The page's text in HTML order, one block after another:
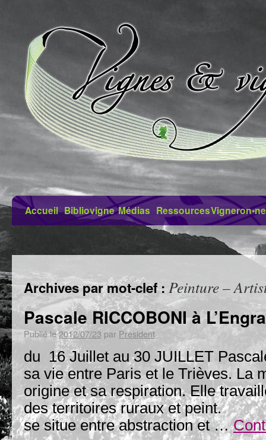
Accueil Bibliovigne Médias Ressources
Archives par mot-clef : Peinture –
Pascale RICCOBONI à
Publié le2012/07/23 par President
du 16 Juillet au 30 JUILLET
sa vie entre Paris et le Trièves. La
origine et sa respiration. Elle
des territoires ruraux et
se situe entre abstraction et …